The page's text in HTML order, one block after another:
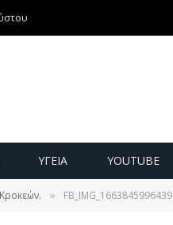
ΥΓΕΙΑ YOUTUBE
» FB_IMG_1663845996439